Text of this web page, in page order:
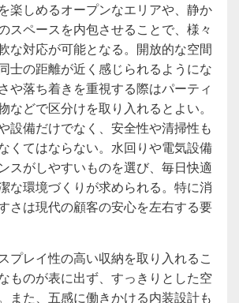
楽しめるオープンなエリアや、静か
スペースを内包させることで、様々
な対応が可能となる。開放的な空間
士の距離が近く感じられるようにな
や落ち着きを重視する際はパーティ
などで区分けを取り入れるとよい。
設備だけでなく、安全性や清掃性も
くてはならない。水回りや電気設備
スがしやすいものを選び、毎日快適
な環境づくりが求められる。特に消
さは現代の顧客の安心を左右する要
プレイ性の高い収納を取り入れるこ
ものが表に出ず、すっきりとした空
また、五感に働きかける内装設計も